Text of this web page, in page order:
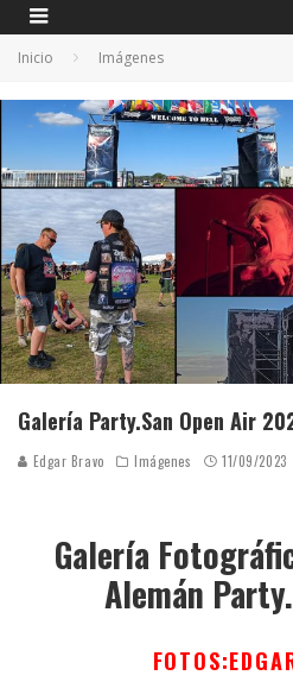
Inicio Imágenes
Galería Party.San Open Air
Edgar Bravo Imágenes 11/09/2023
Galería
Alemán